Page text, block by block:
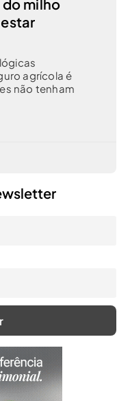
do milho
agrícola é
não tenham